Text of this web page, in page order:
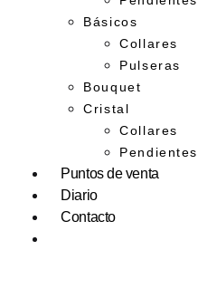
Básicos
Collares
Pulseras
Bouquet
Cristal
Collares
Pendientes
Puntos de venta
Diario
Contacto